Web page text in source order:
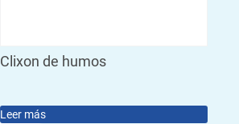
Clixon de humos
Leer más